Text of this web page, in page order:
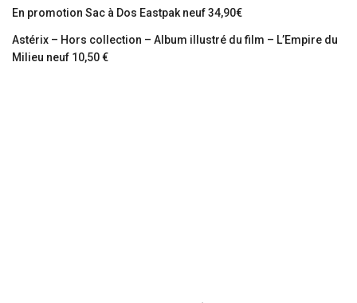
En promotion Sac à Dos Eastpak neuf 34,90€
Astérix – Hors collection – Album illustré du film – L’Empire du
Milieu neuf 10,50 €